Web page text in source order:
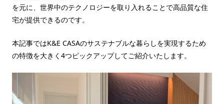
を元に、世界中のテクノロジーを取り入れることで高品質な住
宅が提供できるのです。
本記事ではK&E CASAのサステナブルな暮らしを実現するため
の特徴を大きく4つピックアップしてご紹介いたします。